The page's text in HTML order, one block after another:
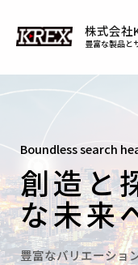
株式会社
豊富な製品と
Boundless search
創造と
な未来
豊富なバリエーショ